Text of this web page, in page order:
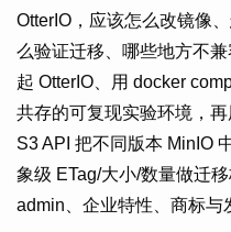
OtterIO，应该怎么改镜像
么验证迁移、哪些地方不
起 OtterIO、用 docker
共存的可复现实验环境，
S3 API 把不同版本 MinIO
象级 ETag/大小/数量做迁
admin、企业特性、商标与